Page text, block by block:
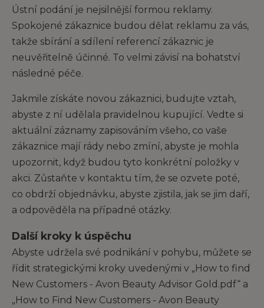
Ústní podání je nejsilnější formou reklamy.
Spokojené zákaznice budou dělat reklamu za vás,
takže sbírání a sdílení referencí zákaznic je
neuvěřitelně účinné. To velmi závisí na bohatství
následné péče.
Jakmile získáte novou zákaznici, budujte vztah,
abyste z ní udělala pravidelnou kupující. Vedte si
aktuální záznamy zapisováním všeho, co vaše
zákaznice mají rády nebo zmíní, abyste je mohla
upozornit, když budou tyto konkrétní položky v
akci. Zůstaňte v kontaktu tím, že se ozvete poté,
co obdrží objednávku, abyste zjistila, jak se jim daří,
a odpověděla na případné otázky.
Další kroky k úspěchu
Abyste udržela své podnikání v pohybu, můžete se
řídit strategickými kroky uvedenými v „How to find
New Customers - Avon Beauty Advisor Gold.pdf“ a
„How to Find New Customers - Avon Beauty